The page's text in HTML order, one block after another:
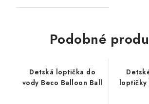
Podobné
Detská loptička do
vody Beco Balloon Ball
loptičky